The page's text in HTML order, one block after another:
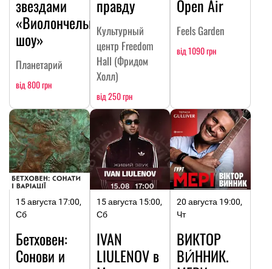
звездами
«Виолончельное
шоу»
Планетарий
від 800 грн
правду
Культурный
центр Freedom
Hall (Фридом
Холл)
від 250 грн
Open Air
Feels Garden
від 1090 грн
15 августа 17:00,
Сб
Бетховен:
Сонови и
15 августа 15:00,
Сб
IVAN
LIULENOV в
20 августа 19:00,
Чт
ВИКТОР
ВИ́ННИК.